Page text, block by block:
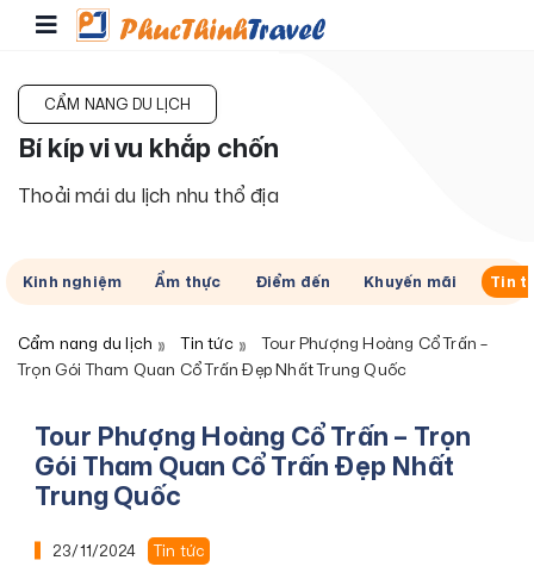
CẨM NANG DU LỊCH
Bí kíp vi vu khắp chốn
Thoải mái du lịch nhu thổ địa
Kinh nghiệm Ẩm thực Điểm đến Khuyến mãi Tin
Cẩm nang du lịch Tin tức
Tour Phượng Hoàng Cổ Trấn –
Trọn Gói Tham Quan Cổ Trấn Đẹp Nhất Trung Quốc
Tour Phượng Hoàng Cổ Trấn – Trọn
Gói Tham Quan Cổ Trấn Đẹp Nhất
Trung Quốc
23/11/2024 Tin tức